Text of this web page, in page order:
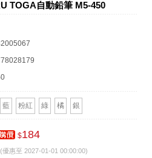
TOGA自動鉛筆 M5-450
藍 粉紅 綠 橘 銀
$184
(優惠至 2027-01-01 00:00:00)